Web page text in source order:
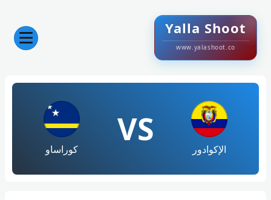
Yalla Shoot
www.yalashoot.co
الإكوادور
VS
كوراساو